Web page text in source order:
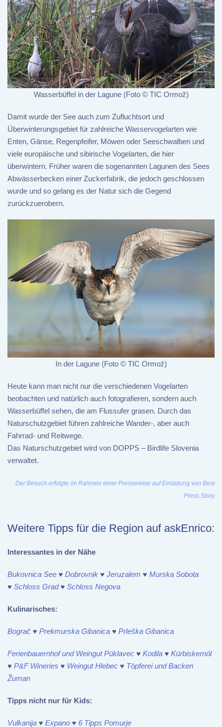
Wasserbüffel in der Lagune (Foto © TIC Ormož)
Damit wurde der See auch zum Zufluchtsort und
Überwinterungsgebiet für zahlreiche Wasservogelarten wie
Enten, Gänse, Regenpfeifer, Möwen oder Seeschwalben und
viele europäische und sibirische Vogelarten, die hier
überwintern. Früher waren die sogenannten Lagunen des Sees
Abwässerbecken einer Zuckerfabrik, die jedoch geschlossen
wurde und so gelang es der Natur sich die Gegend
zurückzuerobern.
In der Lagune (Foto © TIC Ormož)
Heute kann man nicht nur die verschiedenen Vogelarten
beobachten und natürlich auch fotografieren, sondern auch
Wasserbüffel sehen, die am Flussufer grasen. Durch das
Naturschutzgebiet führen zahlreiche Wander-, aber auch
Fahrrad- und Reitwege.
Das Naturschutzgebiet wird von DOPPS – Birdlife Slovenia
verwaltet.
Der Besuch erfolgte im Rahmen einer Pressereise auf Einladung von Best
Press Story
Weitere Tipps für die Region auf askEnrico:
Interessantes in der Nähe
Bukovnica See ♥ Dobrovnik ♥ Jeruzalem ♥ Murska Sobota
♥ Schloss Grad♥ Schloss Negova
Kulinarisches:
Bograč ♥ Prekmurska Gibanica ♥ Prleška Gibanica
Ferienbauernhof und Weingut Püklavec ♥ Kodila ♥ Kürbiskernöl
♥ P&F Wineries ♥ Weingut Hlebec ♥ Töpferei und Backen
Žuman
Tipps nicht nur für Kids:
Vulkanija ♥ Expano ♥ 6 Tipps Pomurje